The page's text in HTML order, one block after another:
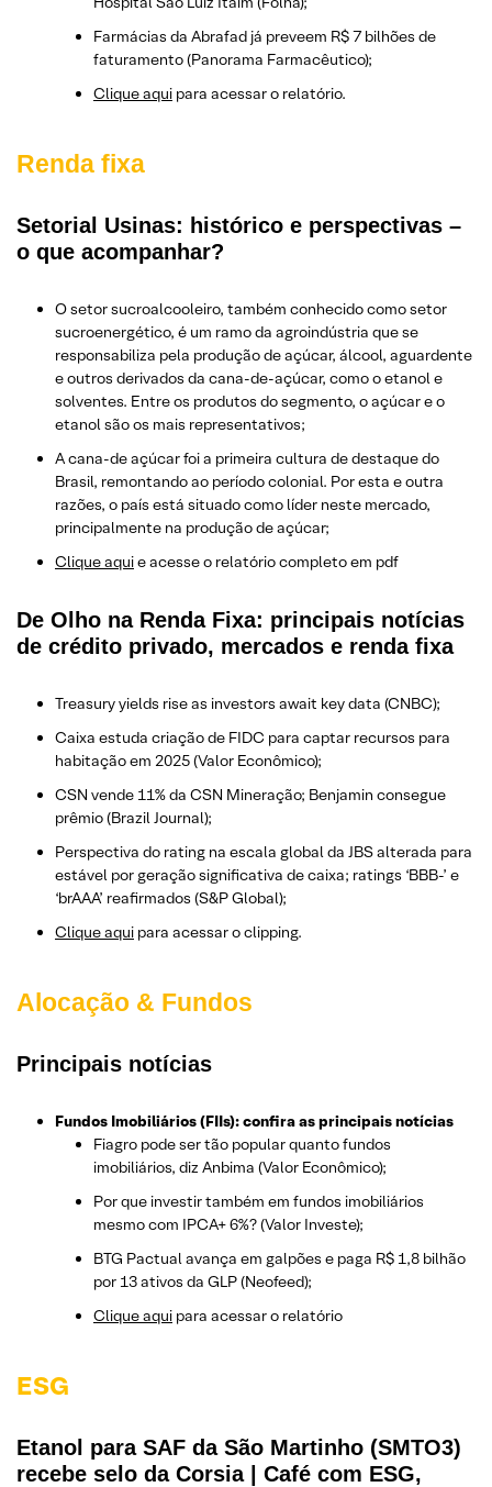
Farmácias da Abrafad já preveem R$ 7 bilhões de
faturamento (Panorama Farmacêutico);
Clique aqui para acessar o relatório.
Renda fixa
Setorial Usinas: histórico e perspectivas –
o que acompanhar?
O setor sucroalcooleiro, também conhecido como setor
sucroenergético, é um ramo da agroindústria que se
responsabiliza pela produção de açúcar, álcool, aguardente
e outros derivados da cana-de-açúcar, como o etanol e
solventes. Entre os produtos do segmento, o açúcar e o
etanol são os mais representativos;
A cana-de açúcar foi a primeira cultura de destaque do
Brasil, remontando ao período colonial. Por esta e outra
razões, o país está situado como líder neste mercado,
principalmente na produção de açúcar;
Clique aquie acesse o relatório completo em pdf
De Olho na Renda Fixa: principais notícias
de crédito privado, mercados e renda fixa
Treasury yields rise as investors await key data (CNBC);
Caixa estuda criação de FIDC para captar recursos para
habitação em 2025 (Valor Econômico);
CSN vende 11% da CSN Mineração; Benjamin consegue
prêmio (Brazil Journal);
Perspectiva do rating na escala global da JBS alterada para
estável por geração significativa de caixa; ratings ‘BBB-’ e
‘brAAA’ reafirmados (S&P Global);
Clique aqui para acessar o clipping.
Alocação & Fundos
Principais notícias
Fundos Imobiliários (FIIs): confira as principais notícias
Fiagro pode ser tão popular quanto fundos
imobiliários, diz Anbima (Valor Econômico);
Por que investir também em fundos imobiliários
mesmo com IPCA+ 6%? (Valor Investe);
BTG Pactual avança em galpões e paga R$ 1,8 bilhão
por 13 ativos da GLP (Neofeed);
Clique aqui para acessar o relatório
ESG
Etanol para SAF da São Martinho (SMTO3)
recebe selo da Corsia | Café com ESG,